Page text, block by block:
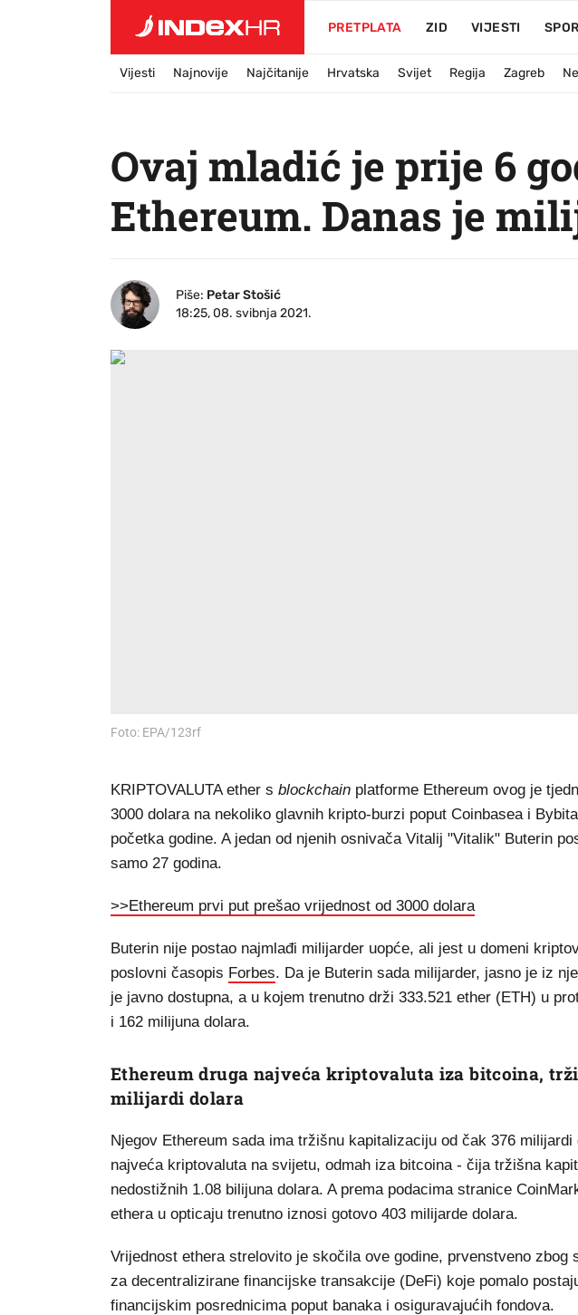
PRETPLATA ZID VIJESTI
Vijesti Najnovije Najčitanije Hrvatska Svijet Regija Zagreb
Ovaj mladić je prije 6
Ethereum. Danas je
Piše: Petar Stošić
18:25, 08. svibnja 2021.
Foto: EPA/123rf
KRIPTOVALUTA ether s blockchain platforme Ethereum ovog je
3000 dolara na nekoliko glavnih kripto-burzi poput Coinbasea i
početka godine. A jedan od njenih osnivača Vitalij "Vitalik" Buterin
samo 27 godina.
>>Ethereum prvi put prešao vrijednost od 3000 dolara
Buterin nije postao najmlađi milijarder uopće, ali jest u domeni
poslovni časopis Forbes. Da je Buterin sada milijarder, jasno je iz
je javno dostupna, a u kojem trenutno drži 333.521 ether (ETH) u
i 162 milijuna dolara.
Ethereum druga najveća kriptovaluta iza bitcoina,
milijardi dolara
Njegov Ethereum sada ima tržišnu kapitalizaciju od čak 376
najveća kriptovaluta na svijetu, odmah iza bitcoina - čija tržišna
nedostižnih 1.08 bilijuna dolara. A prema podacima stranice
ethera u opticaju trenutno iznosi gotovo 403 milijarde dolara.
Vrijednost ethera strelovito je skočila ove godine, prvenstveno zbog
za decentralizirane financijske transakcije (DeFi) koje pomalo
financijskim posrednicima poput banaka i osiguravajućih fondova.